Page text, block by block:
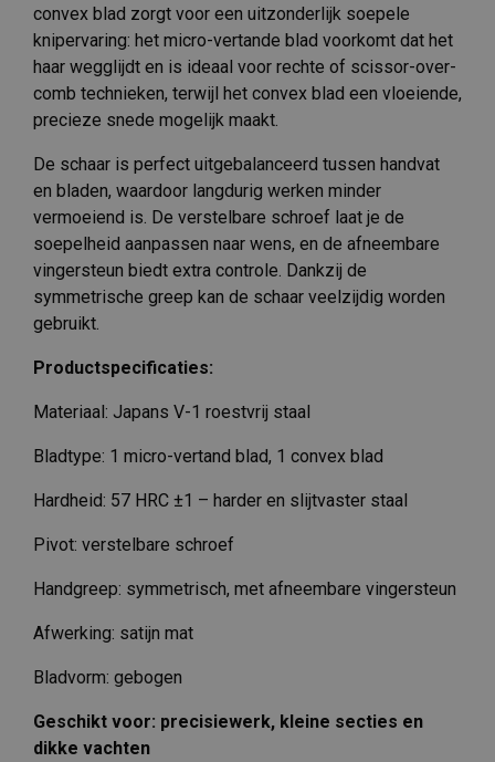
convex blad zorgt voor een uitzonderlijk soepele
knipervaring: het micro-vertande blad voorkomt dat het
haar wegglijdt en is ideaal voor rechte of scissor-over-
comb technieken, terwijl het convex blad een vloeiende,
precieze snede mogelijk maakt.
De schaar is perfect uitgebalanceerd tussen handvat
en bladen, waardoor langdurig werken minder
vermoeiend is. De verstelbare schroef laat je de
soepelheid aanpassen naar wens, en de afneembare
vingersteun biedt extra controle. Dankzij de
symmetrische greep kan de schaar veelzijdig worden
gebruikt.
Productspecificaties:
Materiaal: Japans V-1 roestvrij staal
Bladtype: 1 micro-vertand blad, 1 convex blad
Hardheid: 57 HRC ±1 – harder en slijtvaster staal
Pivot: verstelbare schroef
Handgreep: symmetrisch, met afneembare vingersteun
Afwerking: satijn mat
Bladvorm: gebogen
Geschikt voor: precisiewerk, kleine secties en
dikke vachten